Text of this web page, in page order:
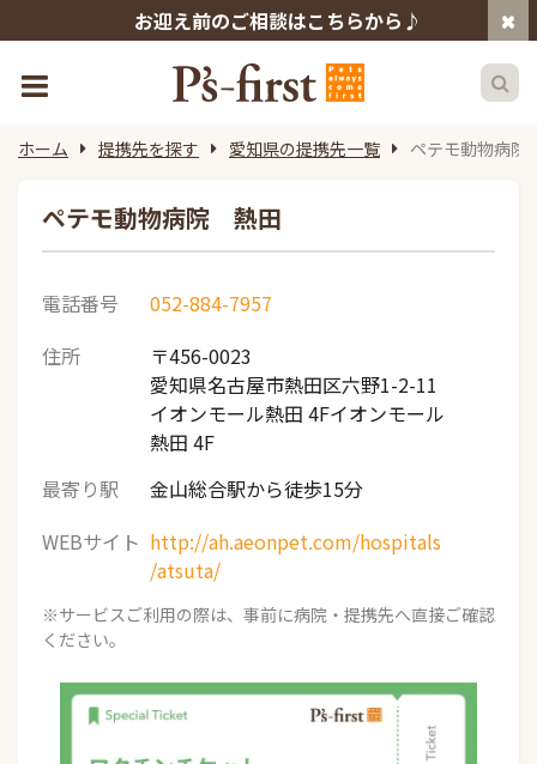
お迎え前のご相談はこちらから♪
ホーム 提携先を探す 愛知県の提携先一覧 ペテモ動物病
ペテモ動物病院 熱田
電話番号
052-884-7957
住所
〒456-0023
愛知県名古屋市熱田区六野1-2-11
イオンモール熱田 4Fイオンモール
熱田 4F
最寄り駅
金山総合駅から徒歩15分
WEBサイト http://ah.aeonpet.com/hospitals
/atsuta/
※サービスご利用の際は、事前に病院・提携先へ直接ご確認
ください。